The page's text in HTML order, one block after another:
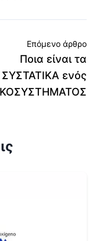
Επόμενο άρθρο
Ποια είναι τα
ΣΥΣΤΑΤΙΚΑ ενός